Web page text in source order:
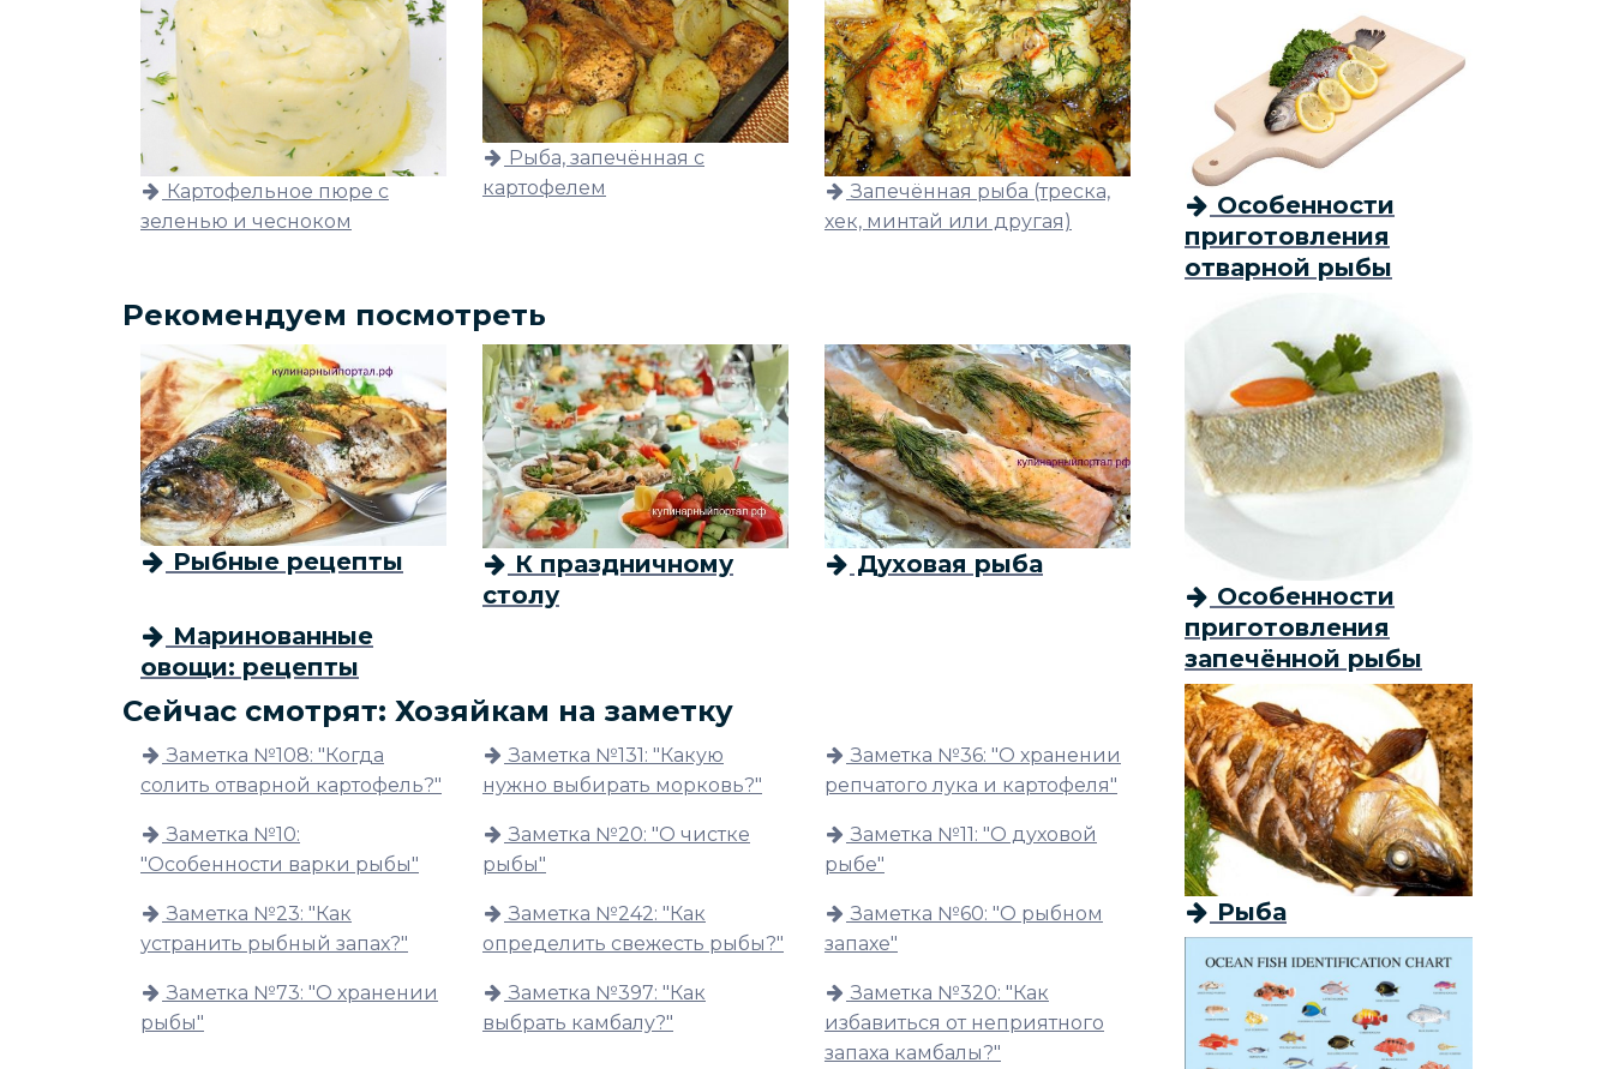
Картофельное пюре с
зеленью и чесноком
Рыба, запечённая с
картофелем
Запечённая рыба (треска,
хек, минтай или другая)
Рекомендуем посмотреть
Рыбные рецепты
К праздничному
столу
Духовая рыба
Маринованные
овощи: рецепты
Сейчас смотрят: Хозяйкам на заметку
Заметка №108: "Когда
солить отварной картофель?"
Заметка №131: "Какую
нужно выбирать морковь?"
Заметка №36: "О хранении
репчатого лука и картофеля"
Заметка №10:
"Особенности варки рыбы"
Заметка №20: "О чистке
рыбы"
Заметка №11: "О духовой
рыбе"
Заметка №23: "Как
устранить рыбный запах?"
Заметка №242: "Как
определить свежесть рыбы?"
Заметка №60: "О рыбном
запахе"
Заметка №73: "О хранении
рыбы"
Заметка №397: "Как
выбрать камбалу?"
Заметка №320: "Как
избавиться от неприятного
запаха камбалы?"
Особенности
приготовления
отварной рыбы
Особенности
приготовления
запечённой рыбы
Рыба